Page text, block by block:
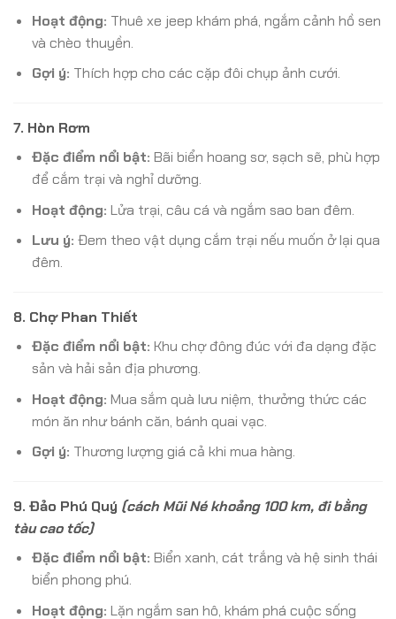
Hoạt động: Thuê xe jeep khám phá, ngắm cảnh hồ sen
và chèo thuyền.
Gợi ý: Thích hợp cho các cặp đôi chụp ảnh cưới.
7. Hòn Rơm
Đặc điểm nổi bật: Bãi biển hoang sơ, sạch sẽ, phù hợp
để cắm trại và nghỉ dưỡng.
Hoạt động: Lửa trại, câu cá và ngắm sao ban đêm.
Lưu ý: Đem theo vật dụng cắm trại nếu muốn ở lại qua
đêm.
8. Chợ Phan Thiết
Đặc điểm nổi bật: Khu chợ đông đúc với đa dạng đặc
sản và hải sản địa phương.
Hoạt động: Mua sắm quà lưu niệm, thưởng thức các
món ăn như bánh căn, bánh quai vạc.
Gợi ý: Thương lượng giá cả khi mua hàng.
9. Đảo Phú Quý (cách Mũi Né khoảng 100 km, đi bằng
tàu cao tốc)
Đặc điểm nổi bật: Biển xanh, cát trắng và hệ sinh thái
biển phong phú.
Hoạt động: Lặn ngắm san hô, khám phá cuộc sống